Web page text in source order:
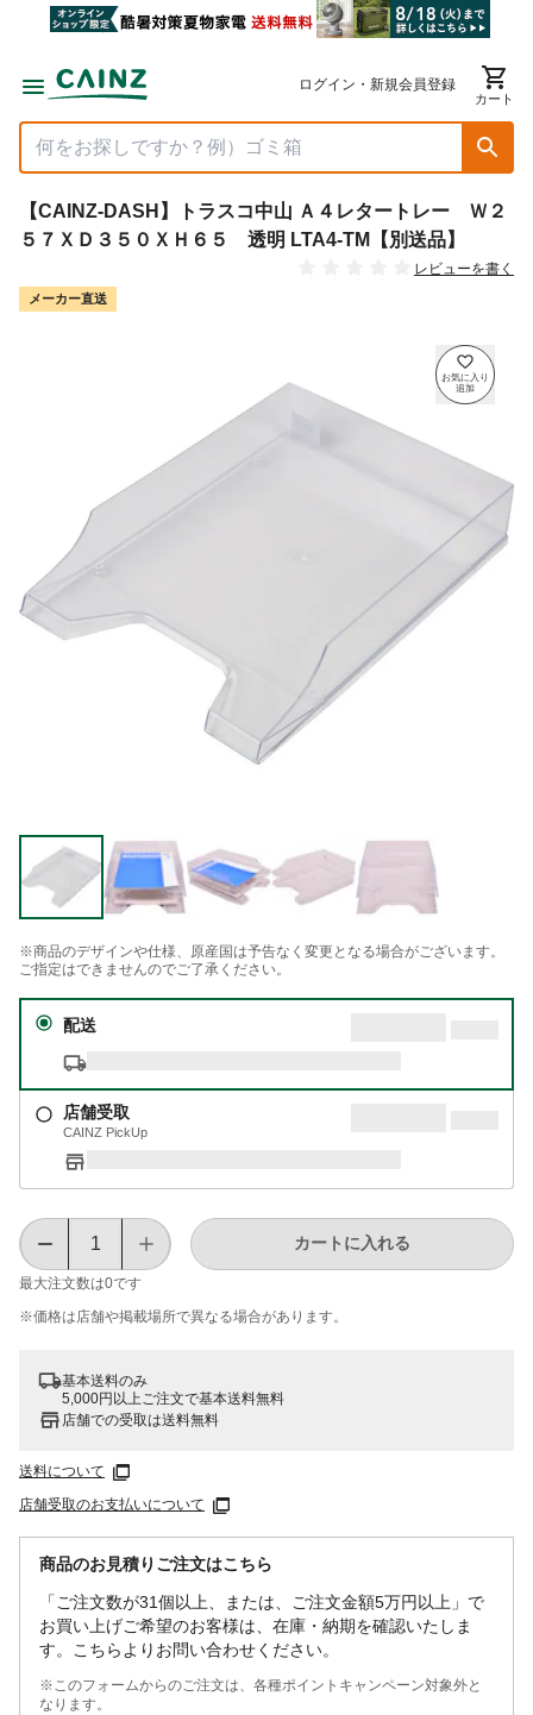
ログイン・新規会員登録
カート
【CAINZ-DASH】トラスコ中山 Ａ４レタートレー Ｗ２
５７ＸＤ３５０ＸＨ６５ 透明 LTA4-TM【別送品】
レビューを書く
メーカー直送
※商品のデザインや仕様、原産国は予告なく変更となる場合がございます。
ご指定はできませんのでご了承ください。
配送
店舗受取
CAINZ PickUp
最大注文数は0です
カートに入れる
※価格は​店舗や​掲載場所で​異なる​場合が​あります。
基本送料のみ
5,000円以上ご注文で基本送料無料
店舗での受取は送料無料
送料について
店舗受取のお支払いについて
商品のお見積りご注文はこちら
「ご注文数が31個以上、または、ご注文金額5万円以上」で
お買い上げご希望のお客様は、在庫・納期を確認いたしま
す。こちらよりお問い合わせください。
※このフォームからのご注文は、各種ポイントキャンペーン対象外と
なります。